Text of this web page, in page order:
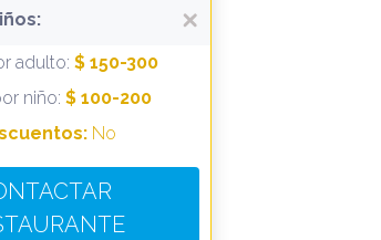
adulto: $ 150-300
niño: $ 100-200
No